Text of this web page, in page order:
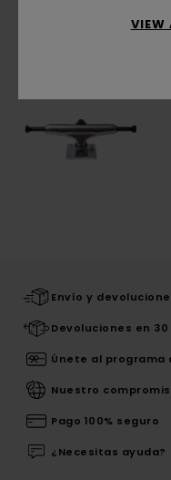
Últimos
Envío y
Devoluciones en
Únete al programa
Nuestro
Pago 100% seguro
¿Necesitas ayuda?
VIEW